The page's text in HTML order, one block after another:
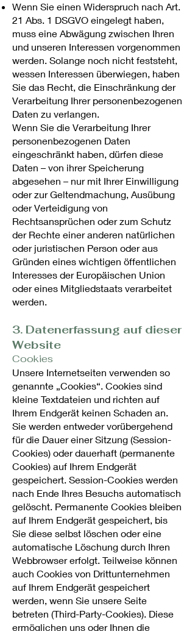
Wenn Sie einen Widerspruch nach Art.
21 Abs. 1 DSGVO eingelegt haben,
muss eine Abwägung zwischen Ihren
und unseren Interessen vorgenommen
werden. Solange noch nicht feststeht,
wessen Interessen überwiegen, haben
Sie das Recht, die Einschränkung der
Verarbeitung Ihrer personenbezogenen
Daten zu verlangen.
Wenn Sie die Verarbeitung Ihrer
personenbezogenen Daten
eingeschränkt haben, dürfen diese
Daten – von ihrer Speicherung
abgesehen – nur mit Ihrer Einwilligung
oder zur Geltendmachung, Ausübung
oder Verteidigung von
Rechtsansprüchen oder zum Schutz
der Rechte einer anderen natürlichen
oder juristischen Person oder aus
Gründen eines wichtigen öffentlichen
Interesses der Europäischen Union
oder eines Mitgliedstaats verarbeitet
werden.
3. Datenerfassung auf dieser
Website
Cookies
Unsere Internetseiten verwenden so
genannte „Cookies“. Cookies sind
kleine Textdateien und richten auf
Ihrem Endgerät keinen Schaden an.
Sie werden entweder vorübergehend
für die Dauer einer Sitzung (Session-
Cookies) oder dauerhaft (permanente
Cookies) auf Ihrem Endgerät
gespeichert. Session-Cookies werden
nach Ende Ihres Besuchs automatisch
gelöscht. Permanente Cookies bleiben
auf Ihrem Endgerät gespeichert, bis
Sie diese selbst löschen oder eine
automatische Löschung durch Ihren
Webbrowser erfolgt. Teilweise können
auch Cookies von Drittunternehmen
auf Ihrem Endgerät gespeichert
werden, wenn Sie unsere Seite
betreten (Third-Party-Cookies). Diese
ermöglichen uns oder Ihnen die